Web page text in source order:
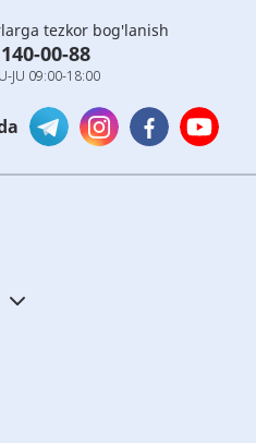
tezkor bog'lanish
00-88
JU 09:00-18:00